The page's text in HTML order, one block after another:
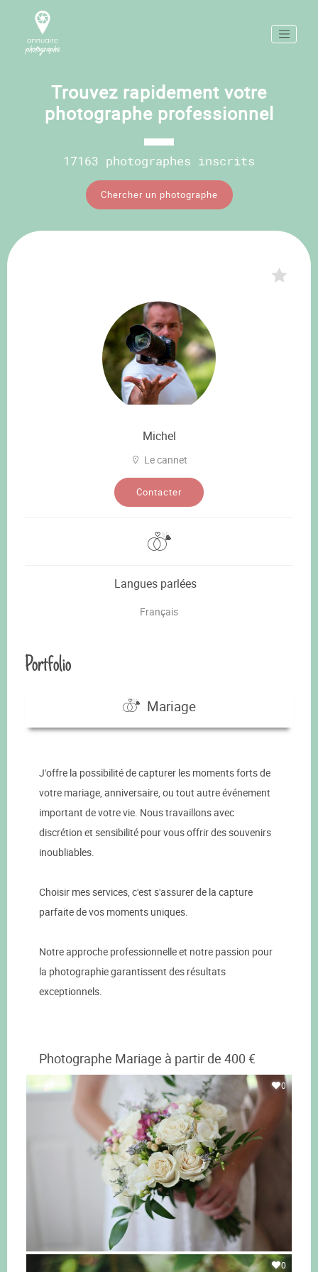
Trouvez rapidement votre
photographe professionnel
17163 photographes inscrits
Chercher un photographe
Michel
Le cannet
Contacter
Langues parlées
Français
Portfolio
Mariage
J'offre la possibilité de capturer les moments forts de
votre mariage, anniversaire, ou tout autre événement
important de votre vie. Nous travaillons avec
discrétion et sensibilité pour vous offrir des souvenirs
inoubliables.
Choisir mes services, c'est s'assurer de la capture
parfaite de vos moments uniques.
Notre approche professionnelle et notre passion pour
la photographie garantissent des résultats
exceptionnels.
Photographe Mariage à partir de 400 €
0
0